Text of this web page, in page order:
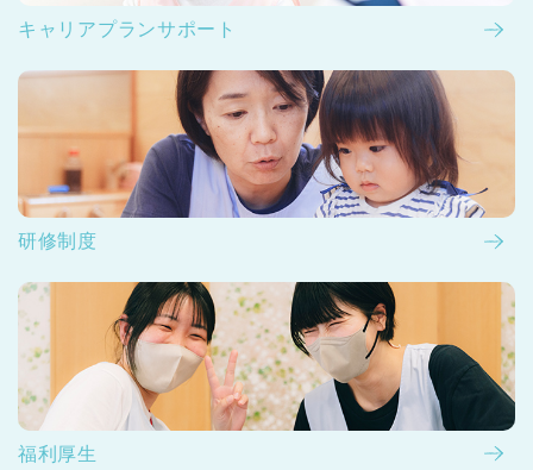
キャリアプランサポート
研修制度
福利厚生